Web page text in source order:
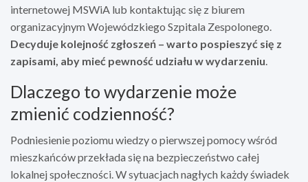
internetowej MSWiA lub kontaktując się z biurem
organizacyjnym Wojewódzkiego Szpitala Zespolonego.
Decyduje kolejność zgłoszeń – warto pospieszyć się z
zapisami, aby mieć pewność udziału w wydarzeniu.
Dlaczego to wydarzenie może
zmienić codzienność?
Podniesienie poziomu wiedzy o pierwszej pomocy wśród
mieszkańców przekłada się na bezpieczeństwo całej
lokalnej społeczności. W sytuacjach nagłych każdy świadek